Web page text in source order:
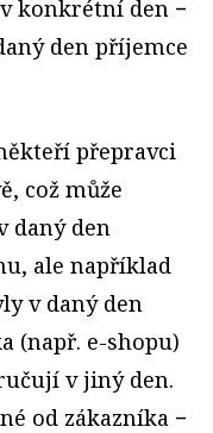
konkrétní den −
den příjemce
přepravci
což může
daný den
ale například
v daný den
(např. e-shopu)
v jiný den.
od zákazníka −